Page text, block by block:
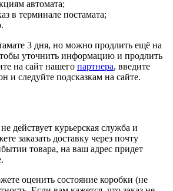
автомата;
в терминале постамата;
3 дня, но можно продлить ещё на
уточнить информацию и продлить
на сайт нашего партнера, введите
и следуйте подсказкам на сайте.
действует курьерская служба и
заказать доставку через почту
товара, на ваш адрес придет
оценить состояние коробки (не